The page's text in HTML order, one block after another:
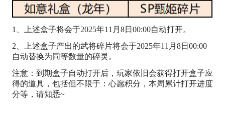
1、上述盒子将会于2025年11月8日00:00自动打开。
2、上述盒子产出的武将碎片将会于2025年11月8日00:00
自动替换为同等数量的碎灵。
注意：到期盒子自动打开后，玩家依旧会获得打开盒子应
得的道具，包括但不限于：心愿积分，本周累计打开进度
分等，请知悉~